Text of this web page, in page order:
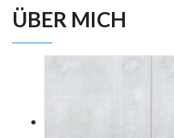
ÜBER MICH